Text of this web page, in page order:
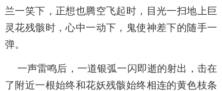
兰一笑下，正想也腾空飞起时，目光一扫地上巨
灵花残骸时，心中一动下，鬼使神差下的随手一
弹。
一声雷鸣后，一道银弧一闪即逝的射出，击在
了附近一根始终和花妖残骸始终相连的黄色枝条